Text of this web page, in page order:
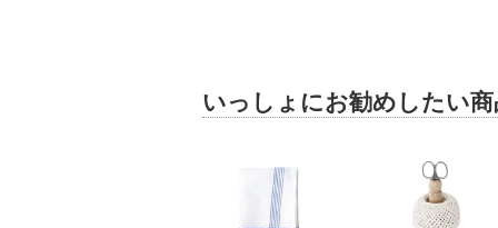
いっしょにお勧めしたい商